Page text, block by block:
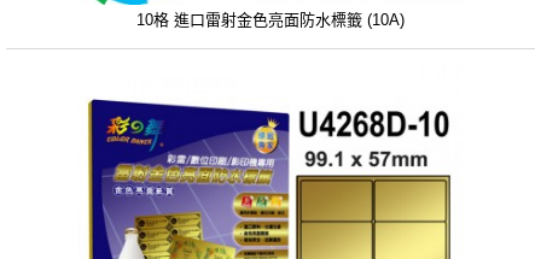
10格 進口雷射金色亮面防水標籤 (10A)